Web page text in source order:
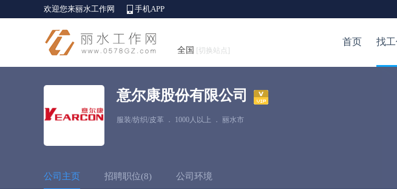
欢迎您来丽水工作网 手机APP
全国 [切换站点]
首页 找
意尔康股份有限公司
服装/纺织/皮革 ． 1000人以上 ． 丽水市
公司主页 招聘职位(8) 公司环境